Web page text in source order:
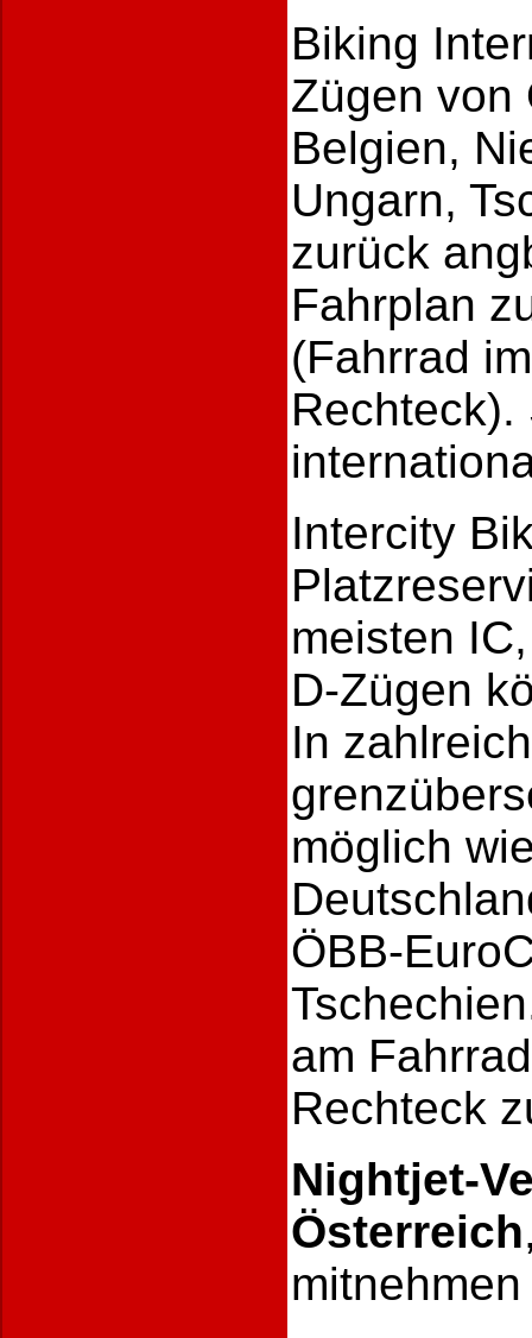
Biking
Zügen von
Belgien,
Ungarn,
zurück
Fahrplan
(Fahrrad
Intercity
meisten
D-Zügen
In
möglich
ÖBB-
am
Rechteck
Nightjet-
Österreich